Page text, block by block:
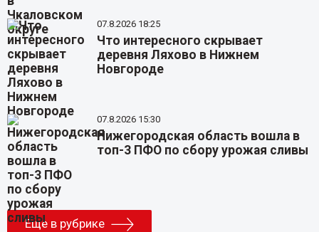
07.8.2026 18:25
Что интересного скрывает
деревня Ляхово в Нижнем
Новгороде
07.8.2026 15:30
Нижегородская область вошла в
топ-3 ПФО по сбору урожая сливы
Еще в рубрике